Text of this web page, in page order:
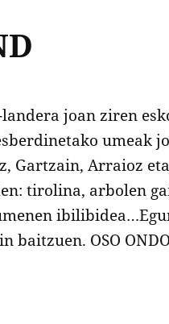
joan ziren
umeak
Gartzain, Arraioz
tirolina, arbolen
OSO